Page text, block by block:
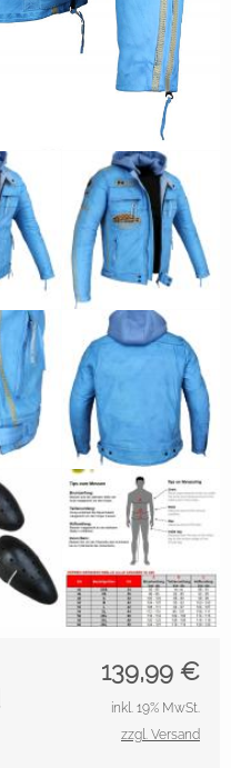
139,99 €
inkl. 19% MwSt.
zzgl. Versand